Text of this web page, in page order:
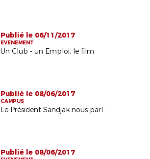
Publié le 06/11/2017
EVENEMENT
Un Club - un Emploi, le film
Publié le 08/06/2017
CAMPUS
Le Président Sandjak nous parle de Morfondé
Publié le 08/06/2017